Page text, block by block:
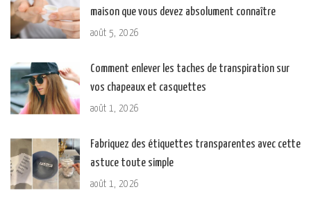
maison que vous devez absolument connaître
août 5, 2026
Comment enlever les taches de transpiration sur
vos chapeaux et casquettes
août 1, 2026
Fabriquez des étiquettes transparentes avec cette
astuce toute simple
août 1, 2026